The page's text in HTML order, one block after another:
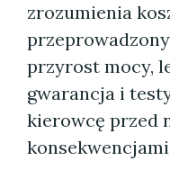
zrozumienia
przyrost mocy,
gwarancja i
kierowcę przed